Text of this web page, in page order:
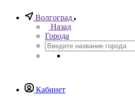
Волгоград
Назад
Города
Кабинет